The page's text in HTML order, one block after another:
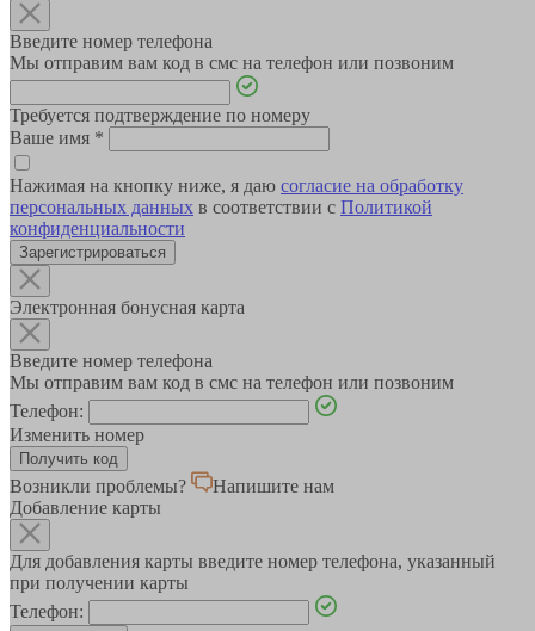
Введите номер телефона
Мы отправим вам код в смс на телефон или позвоним
Требуется подтверждение по номеру
Ваше имя *
Нажимая на кнопку ниже, я даю согласие на обработку
персональных данных в соответствии с Политикой
конфиденциальности
Зарегистрироваться
Электронная бонусная карта
Введите номер телефона
Мы отправим вам код в смс на телефон или позвоним
Телефон:
Изменить номер
Возникли проблемы?
Напишите нам
Добавление карты
Для добавления карты введите номер телефона, указанный
при получении карты
Телефон: